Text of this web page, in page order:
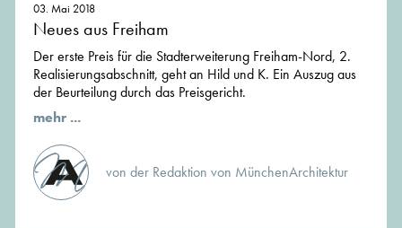
03. Mai 2018
Neues aus Freiham
Der erste Preis für die Stadterweiterung Freiham-Nord, 2.
Realisierungsabschnitt, geht an Hild und K. Ein Auszug aus
der Beurteilung durch das Preisgericht.
mehr ...
von der Redaktion von MünchenArchitektur